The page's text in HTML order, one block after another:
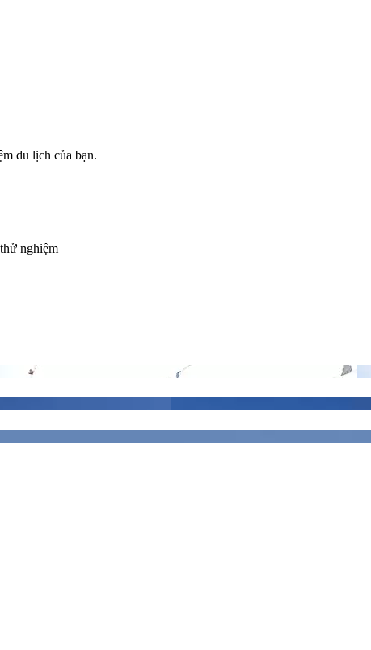
du lịch của bạn.
nghiệm